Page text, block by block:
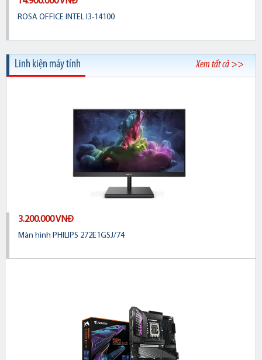
ROSA OFFICE INTEL I3-14100
Linh kiện máy tính Xem tất cả >>
3.200.000 VNĐ
Màn hình PHILIPS 272E1GSJ/74